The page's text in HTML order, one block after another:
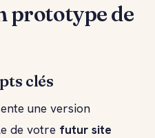
prototype de
clés
une version
de votre futur site